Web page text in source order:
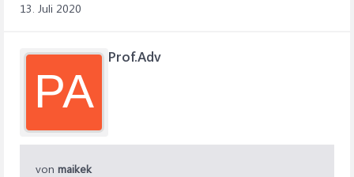
13. Juli 2020
PA
Prof.Adv
von maikek